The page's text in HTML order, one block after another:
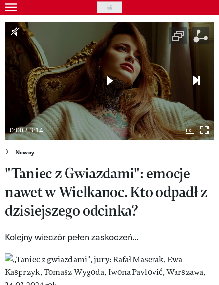
Skip
to
main
content
Gwiazdy
Ludzie
Moda
Uroda
Styl życia
Kultura
Wideo
Nasze akcje
VIVA!ART
VIVA!MODA
VIVA!PEOPLE POWER
0:00 / 3:14
Newsy
"Taniec z Gwiazdami": emocje
nawet w Wielkanoc. Kto odpadł z
dzisiejszego odcinka?
Kolejny wieczór pełen zaskoczeń...